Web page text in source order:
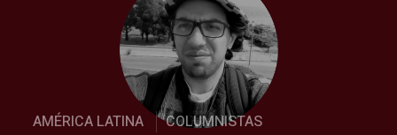
AMÉRICA LATINA COLUMNISTAS